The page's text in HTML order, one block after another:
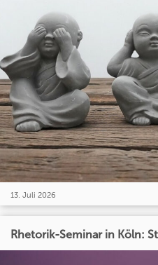
13. Juli 2026
Rhetorik-Seminar in Köln: